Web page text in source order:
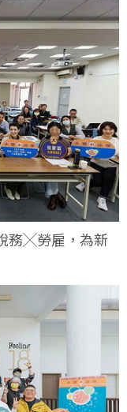
務╳勞雇，為新